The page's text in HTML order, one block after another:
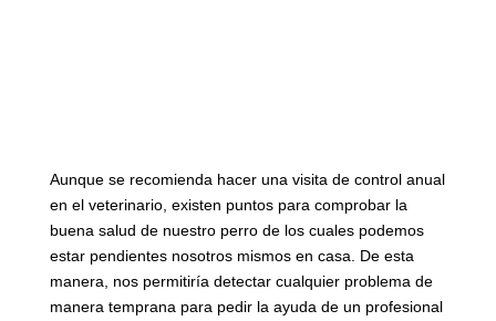
Aunque se recomienda hacer una visita de control anual
en el veterinario, existen puntos para comprobar la
buena salud de nuestro perro de los cuales podemos
estar pendientes nosotros mismos en casa. De esta
manera, nos permitiría detectar cualquier problema de
manera temprana para pedir la ayuda de un profesional